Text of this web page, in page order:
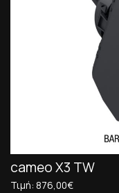
cameo X3 TW
Τιμή: 876,00€